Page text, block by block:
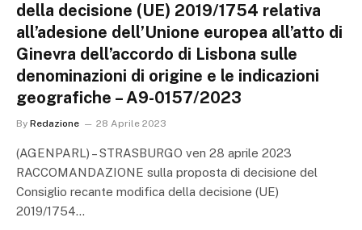
della decisione (UE) 2019/1754 relativa
all’adesione dell’Unione europea all’atto di
Ginevra dell’accordo di Lisbona sulle
denominazioni di origine e le indicazioni
geografiche – A9-0157/2023
By Redazione 28 Aprile 2023
(AGENPARL) – STRASBURGO ven 28 aprile 2023
RACCOMANDAZIONE sulla proposta di decisione del
Consiglio recante modifica della decisione (UE)
2019/1754…